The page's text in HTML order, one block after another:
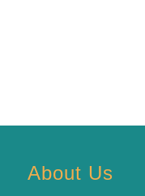
About Us